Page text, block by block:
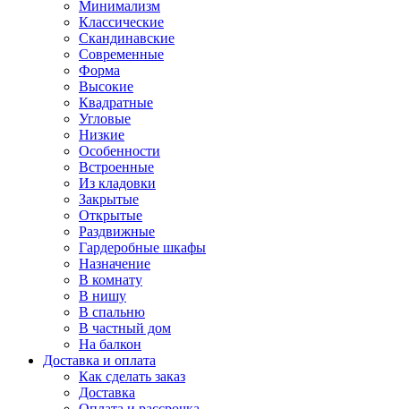
Минимализм
Классические
Скандинавские
Современные
Форма
Высокие
Квадратные
Угловые
Низкие
Особенности
Встроенные
Из кладовки
Закрытые
Открытые
Раздвижные
Гардеробные шкафы
Назначение
В комнату
В нишу
В спальню
В частный дом
На балкон
Доставка и оплата
Как сделать заказ
Доставка